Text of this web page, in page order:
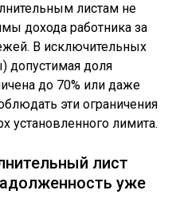
листам не
дохода работника за
В исключительных
допустимая доля
до 70% или даже
эти ограничения
установленного лимита.
лист
уже